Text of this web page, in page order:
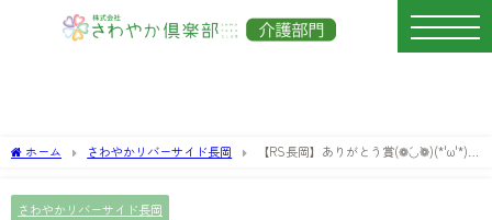
ホーム さわやかリバーサイド長岡
【RS長岡】ありがとう賞(❁´◡`❁)(*'ω'*)
さわやかリバーサイド長岡